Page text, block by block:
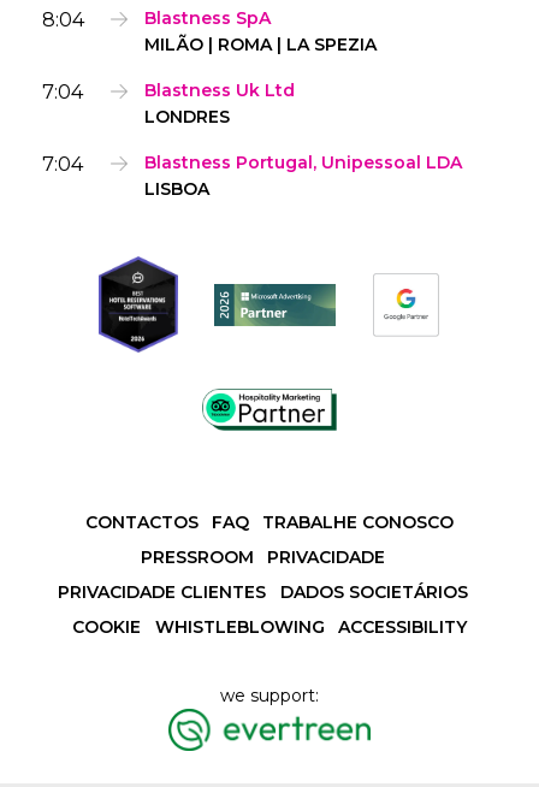
8:04
Blastness SpA
MILÃO | ROMA | LA SPEZIA
7:04
Blastness Uk Ltd
LONDRES
7:04
Blastness Portugal, Unipessoal LDA
LISBOA
CONTACTOS FAQ
TRABALHE CONOSCO
PRESSROOM
PRIVACIDADE
PRIVACIDADE CLIENTES
DADOS SOCIETÁRIOS
COOKIE
WHISTLEBLOWING ACCESSIBILITY
we support: